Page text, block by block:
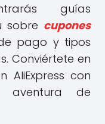
guías
sobre cupones
pago y tipos
Conviértete en
AliExpress con
aventura de